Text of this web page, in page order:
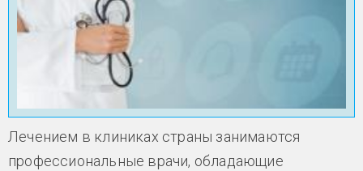
Лечением в клиниках страны занимаются
профессиональные врачи, обладающие